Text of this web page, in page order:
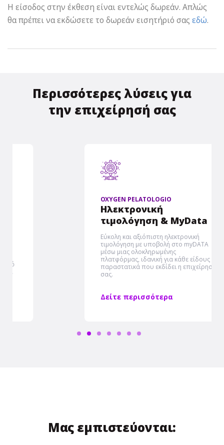
H είσοδος στην έκθεση είναι εντελώς δωρεάν. Απλώς
θα πρέπει να εκδώσετε το δωρεάν εισητήριό σας εδώ.
Περισσότερες λύσεις για
την επιχείρησή σας
OXYGEN PELATOLOGIO
Ηλεκτρονική
τιμολόγηση & MyData
Εύκολη και αξιόπιστη ηλεκτρονική
τιμολόγηση με υποβολή στο myDATA
μέσω μιας ολοκληρωμένης
πλατφόρμας, ιδανική για κάθε είδους
παραστατικά που εκδίδει η επιχείρηση
Δείτε περισσότερα
Μας εμπιστεύονται: